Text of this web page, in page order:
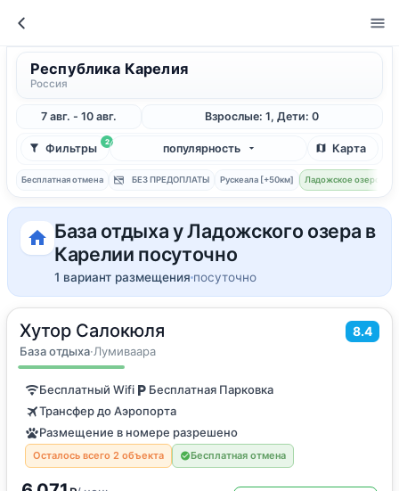
Республика Карелия
Россия
7 авг. - 10 авг. Взрослые: 1, Дети: 0
2
Фильтры популярность Карта
Бесплатная отмена БЕЗ ПРЕДОПЛАТЫ Рускеала [+50км] Ладожское озеро
База отдыха у Ладожского озера в
Карелии посуточно
1 вариант размещения посуточно
Хутор Салокюля 8.4
База отдыха·Лумиваара
15м2·3 гостя
Двухместный номер с 1 кроватью
Бесплатный Wifi
Бесплатная Парковка
Трансфер до Аэропорта
Размещение в номере разрешено
Осталось всего 2 объекта Бесплатная отмена